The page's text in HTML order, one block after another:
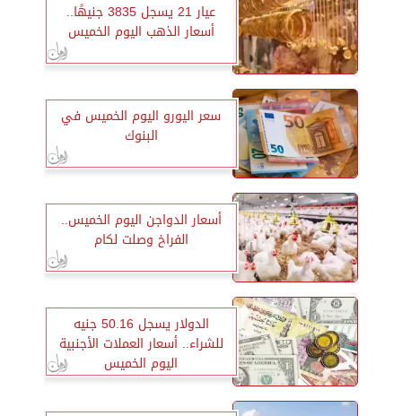
عيار 21 يسجل 3835 جنيهًا..
أسعار الذهب اليوم الخميس
سعر اليورو اليوم الخميس في
البنوك
أسعار الدواجن اليوم الخميس..
الفراخ وصلت لكام
الدولار يسجل 50.16 جنيه
للشراء.. أسعار العملات الأجنبية
اليوم الخميس